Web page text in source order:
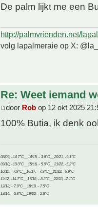
De palm lijkt me een
http://palmvrienden.net/
volg lapalmeraie op X:
Re: Weet iemand
door Rob op 12 okt 2025
100% Butia, ik denk
08/09, -14.7°C__14/15, - 3.6°C__20/21, -9.1°C
09/10, -10.0°C__15/16, - 5.9°C__21/22, -5.2°C
10/11, - 7.9°C__16/17, - 7.9°C__21/22, -6.9°C
11/12, -14.7°C__17/18, - 8.3°C__22/23, -7.1°C
12/13, - 7.9°C__18/19, - 7.5°C
13/14, - 0.8°C__19/20, - 2.8°C